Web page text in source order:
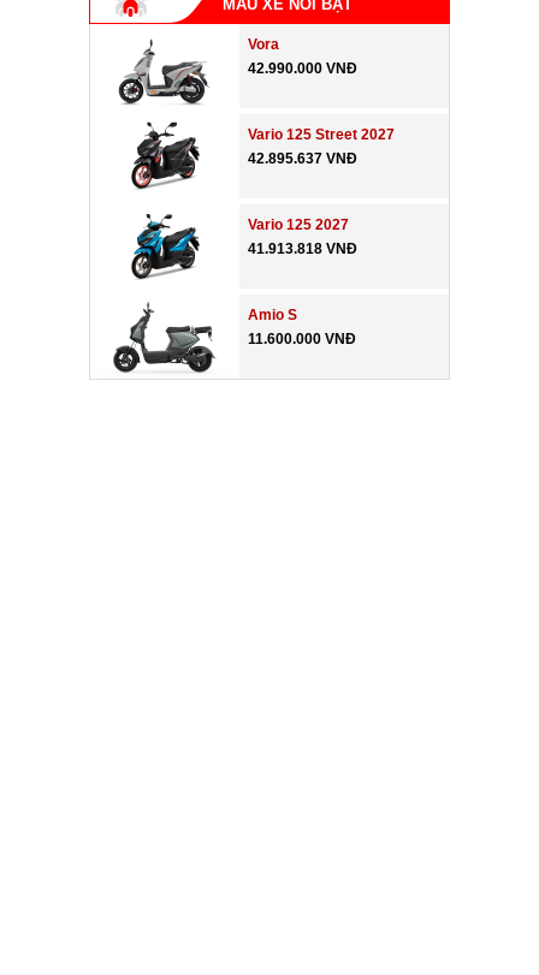
MẪU XE NỔI BẬT
Vora
42.990.000 VNĐ
Vario 125 Street 2027
42.895.637 VNĐ
Vario 125 2027
41.913.818 VNĐ
Amio S
11.600.000 VNĐ